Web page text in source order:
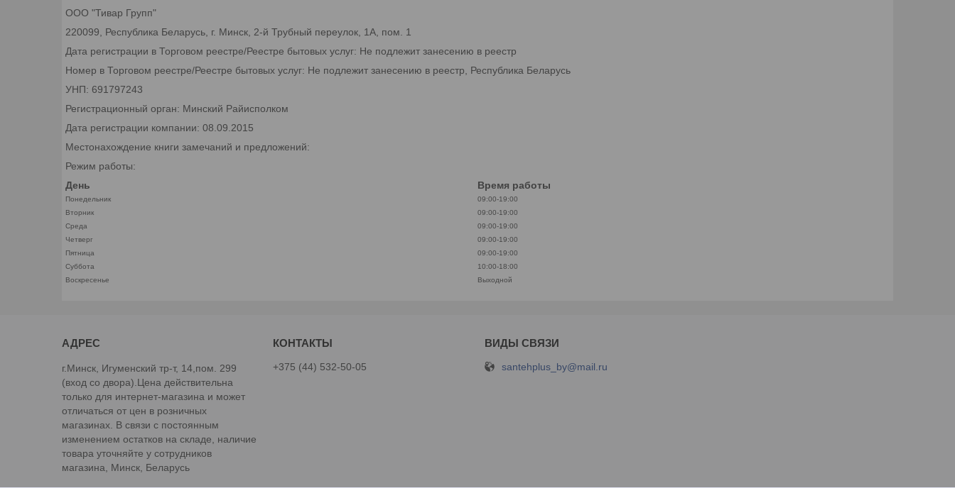
ООО "Тивар Групп"
220099, Республика Беларусь, г. Минск, 2-й Трубный переулок, 1А, пом. 1
Дата регистрации в Торговом реестре/Реестре бытовых услуг: Не подлежит занесению в реестр
Номер в Торговом реестре/Реестре бытовых услуг: Не подлежит занесению в реестр, Республика Беларусь
УНП: 691797243
Регистрационный орган: Минский Райисполком
Дата регистрации компании: 08.09.2015
Местонахождение книги замечаний и предложений:
Режим работы:
День
Время работы
Понедельник
09:00-19:00
Вторник
09:00-19:00
Среда
09:00-19:00
Четверг
09:00-19:00
Пятница
09:00-19:00
Суббота
10:00-18:00
Воскресенье
Выходной
г.Минск, Игуменский тр-т, 14,пом. 299
(вход со двора).Цена действительна
только для интернет-магазина и может
отличаться от цен в розничных
магазинах. В связи с постоянным
изменением остатков на складе, наличие
товара уточняйте у сотрудников
магазина, Минск, Беларусь
+375 (44) 532-50-05 santehplus_by@mail.ru